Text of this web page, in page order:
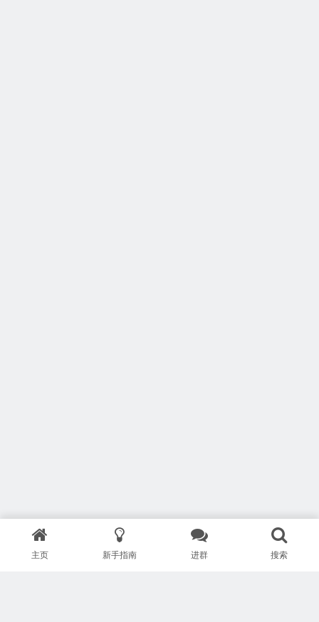
主页 新手指南 进群 搜索